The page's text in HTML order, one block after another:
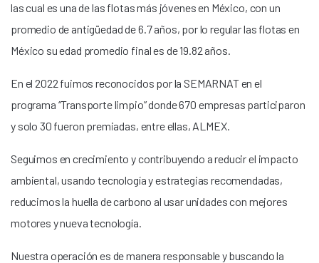
las cual es una de las flotas más jóvenes en México, con un
promedio de antigüedad de 6.7 años, por lo regular las flotas en
México su edad promedio final es de 19.82 años.
En el 2022 fuimos reconocidos por la SEMARNAT en el
programa “Transporte limpio” donde 670 empresas participaron
y solo 30 fueron premiadas, entre ellas, ALMEX.
Seguimos en crecimiento y contribuyendo a reducir el impacto
ambiental, usando tecnología y estrategias recomendadas,
reducimos la huella de carbono al usar unidades con mejores
motores y nueva tecnología.
Nuestra operación es de manera responsable y buscando la